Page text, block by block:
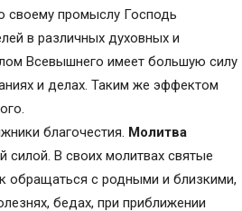
своему промыслу Господь
в различных духовных и
Всевышнего имеет большую силу
и делах. Таким же эффектом
благочестия. Молитва
В своих молитвах святые
обращаться с родными и близкими,
бедах, при приближении